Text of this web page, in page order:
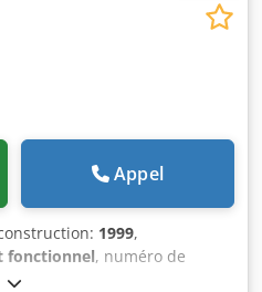
Appel
1999,
fonctionnel, numéro de
, puissance: